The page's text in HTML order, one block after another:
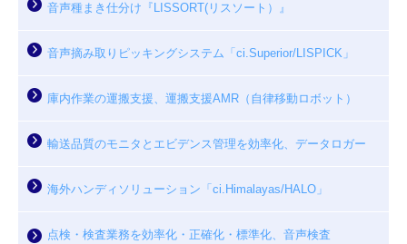
音声種まき仕分け『LISSORT(リスソート）』
音声摘み取りピッキングシステム「ci.Superior/LISPICK」
庫内作業の運搬支援、運搬支援AMR（自律移動ロボット）
輸送品質のモニタとエビデンス管理を効率化、データロガー
海外ハンディソリューション「ci.Himalayas/HALO」
点検・検査業務を効率化・正確化・標準化、音声検査